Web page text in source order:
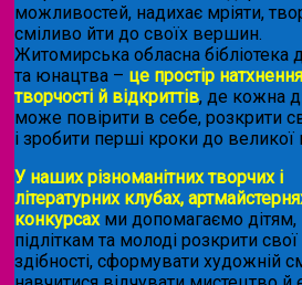
можливостей, надихає мріяти,
сміливо йти до своїх вершин.
Житомирська обласна бібліотека
та юнацтва – це простір
творчості й відкриттів, де кожна
може повірити в себе, розкрити
і зробити перші кроки до великої
У наших різноманітних творчих і
літературних клубах,
конкурсахми допомагаємо дітям,
підліткам та молоді розкрити свої
здібності, сформувати художній